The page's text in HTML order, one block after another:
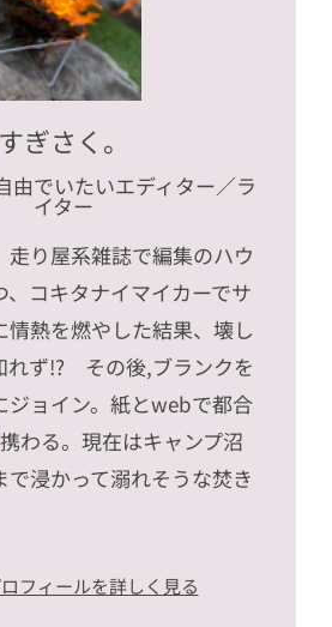
すぎさく。
由でいたいエディター／ラ
イター
走り屋系雑誌で編集のハウ
、コキタナイマイカーでサ
情熱を燃やした結果、壊し
れず!? その後,ブランクを
ョイン。紙とwebで都合
わる。現在はキャンプ沼
で浸かって溺れそうな焚き
フィールを詳しく見る